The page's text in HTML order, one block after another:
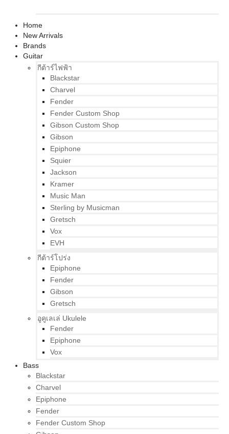
Home
New Arrivals
Brands
Guitar
กีต้าร์ไฟฟ้า
Blackstar
Charvel
Fender
Fender Custom Shop
Gibson Custom Shop
Gibson
Epiphone
Squier
Jackson
Kramer
Music Man
Sterling by Musicman
Gretsch
Vox
EVH
กีต้าร์โปร่ง
Epiphone
Fender
Gibson
Gretsch
อูคูเลเล่ Ukulele
Fender
Epiphone
Vox
Bass
Blackstar
Charvel
Epiphone
Fender
Fender Custom Shop